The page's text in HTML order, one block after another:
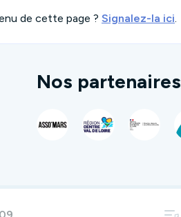
de cette page ? Signalez-la ici
Nos partenaires